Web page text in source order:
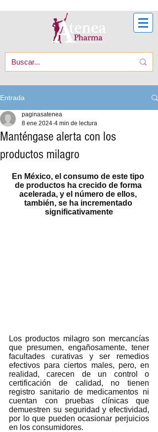
Entrada
Manténgase alerta con los
productos milagro
paginasatenea
8 ene 2024 4 min de lectura
En México, el consumo de este tipo
de productos ha crecido de forma
acelerada, y el número de ellos,
también, se ha incrementado
significativamente
Los productos milagro son mercancías
que presumen, engañosamente, tener
facultades curativas y ser remedios
efectivos para ciertos males, pero, en
realidad, carecen de un control o
certificación de calidad, no tienen
registro sanitario de medicamentos ni
cuentan con pruebas clínicas que
demuestren su seguridad y efectividad,
por lo que pueden ocasionar perjuicios
en los consumidores.